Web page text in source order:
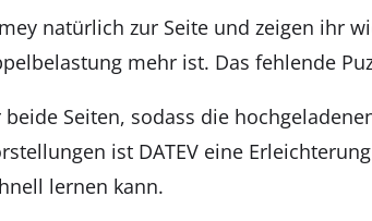
natür­lich zur Sei­te und zei­gen ihr
mehr ist. Das feh­len­de
Sei­ten, sodass die
ist DATEV eine
ler­nen kann.